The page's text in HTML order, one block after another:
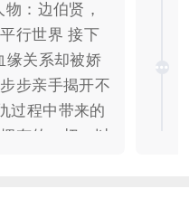
：边伯贤，
行世界 接下
缘关系却被娇
步亲手揭开不
过程中带来的
有的一切，以